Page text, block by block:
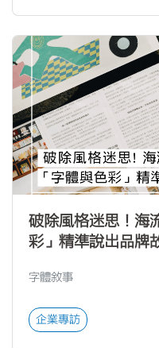
破除風格迷思！海
彩」精準說出品牌
字體敘事
企業專訪